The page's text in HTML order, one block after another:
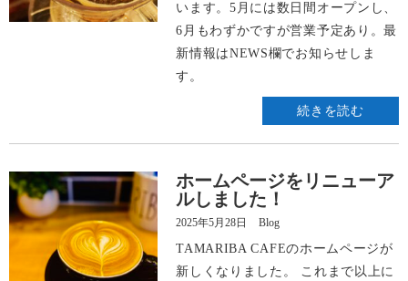
います。5月には数日間オープンし、
6月もわずかですが営業予定あり。最
新情報はNEWS欄でお知らせしま
す。
続きを読む
ホームページをリニューア
ルしました！
2025年5月28日 Blog
TAMARIBA CAFEのホームページが
新しくなりました。 これまで以上に